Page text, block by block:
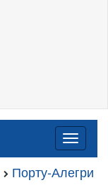
Порту-Алегри